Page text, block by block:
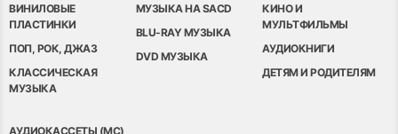
ВИНИЛОВЫЕ
ПЛАСТИНКИ
ПОП, РОК, ДЖАЗ
КЛАССИЧЕСКАЯ
МУЗЫКА
МУЗЫКА НА SACD
BLU-RAY МУЗЫКА
DVD МУЗЫКА
КИНО И
МУЛЬТФИЛЬМЫ
АУДИОКНИГИ
ДЕТЯМ И РОДИТЕЛЯМ
АУДИОКАССЕТЫ (MC)